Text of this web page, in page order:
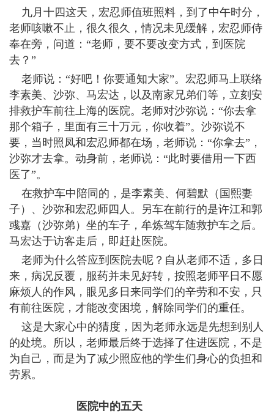
九月十四这天，宏忍师值班照料，到了中午时分，
老师咳嗽不止，很久很久，情况未见缓解，宏忍师侍
奉在旁，问道：“老师，要不要改变方式，到医院
去？”
老师说：“好吧！你要通知大家”。宏忍师马上联络
李素美、沙弥、马宏达，以及南家兄弟们等，立刻安
排救护车前往上海的医院。老师对沙弥说：“你去拿
那个箱子，里面有三十万元，你收着”。沙弥说不
要，当时照凤和宏忍师都在场，老师说：“你拿去”，
沙弥才去拿。动身前，老师说：“此时要借用一下西
医了”。
在救护车中陪同的，是李素美、何碧默（国熙妻
子）、沙弥和宏忍师四人。另车在前行的是许江和郭
彧嘉（沙弥弟）坐的车子，牟炼驾车随救护车之后。
马宏达于访客走后，即赶赴医院。
老师为什么答应到医院去呢？自从老师不适，多日
来，病况反覆，服药并未见好转，按照老师平日不愿
麻烦人的作风，眼见多日来同学们的辛劳和不安，只
有前往医院，才能改变困境，解除同学们的重任。
这是大家心中的猜度，因为老师永远是先想到别人
的处境。所以，老师最后终于选择了住进医院，不是
为自己，而是为了减少照应他的学生们身心的负担和
劳累。
医院中的五天